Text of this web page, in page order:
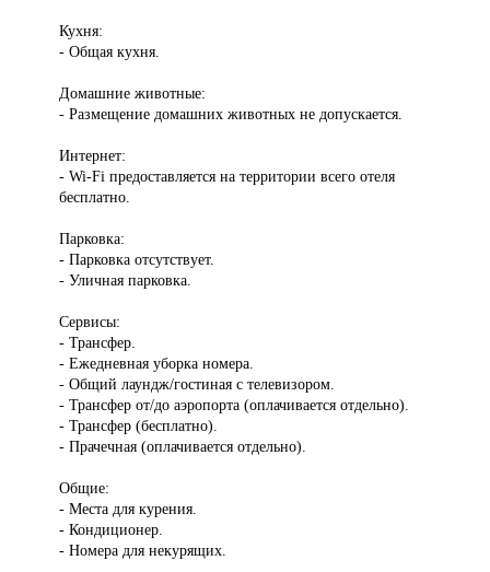
Кухня:
- Общая кухня.
Домашние животные:
- Размещение домашних животных не допускается.
Интернет:
- Wi-Fi предоставляется на территории всего отеля
бесплатно.
Парковка:
- Парковка отсутствует.
- Уличная парковка.
Сервисы:
- Трансфер.
- Ежедневная уборка номера.
- Общий лаундж/гостиная с телевизором.
- Трансфер от/до аэропорта (оплачивается отдельно).
- Трансфер (бесплатно).
- Прачечная (оплачивается отдельно).
Общие:
- Места для курения.
- Кондиционер.
- Номера для некурящих.